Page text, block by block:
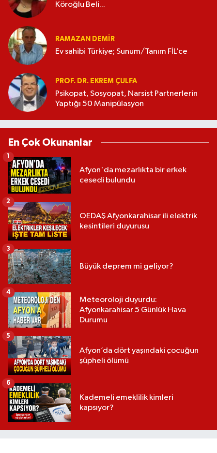
Köroğlu Beli...
RAMAZAN DEMİR
Ev sahibi Türkiye; Sunum/Tanım FİL’ce
PROF. DR. EKREM ÇULFA
Psikopat, Sosyopat, Narsist Partnerlerin
Yaptığı 50 Manipülasyon
En Çok Okunanlar
Afyon'da mezarlıkta bir erkek
cesedi bulundu
1
OEDAŞ Afyonkarahisar ili elektrik
kesintileri duyurusu
2
Büyük deprem mi geliyor?
3
Meteoroloji duyurdu:
Afyonkarahisar 5 Günlük Hava
Durumu
4
Afyon’da dört yaşındaki çocuğun
şüpheli ölümü
5
Kademeli emeklilik kimleri
kapsıyor?
6